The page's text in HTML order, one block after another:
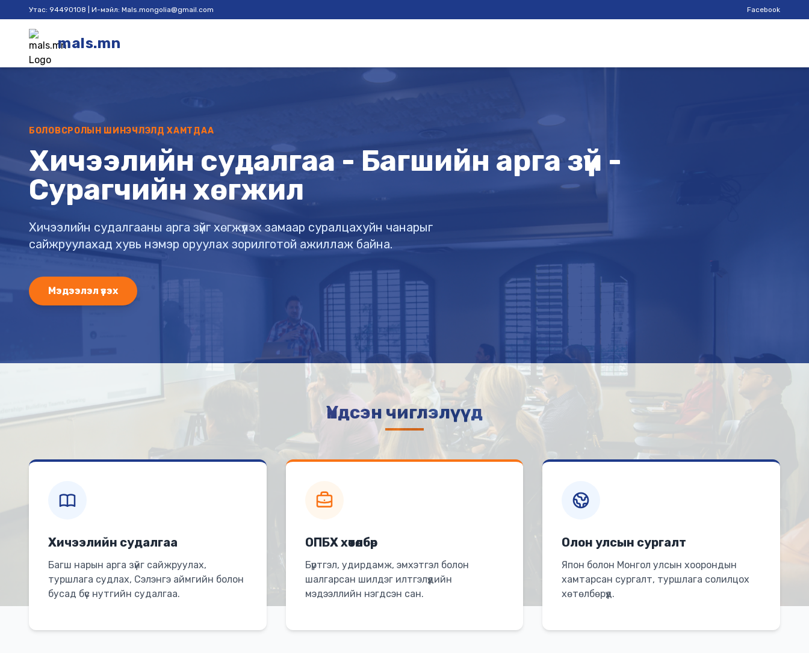
Утас: 94490108 | И-мэйл: Mals.mongolia@gmail.com Facebook
mals.mn
БОЛОВСРОЛЫН ШИНЭЧЛЭЛД ХАМТДАА
Хичээлийн судалгаа - Багшийн арга зүй -
Сурагчийн хөгжил
Хичээлийн судалгааны арга зүйг хөгжүүлэх замаар суралцахуйн чанарыг
сайжруулахад хувь нэмэр оруулах зорилготой ажиллаж байна.
Мэдээлэл үзэх
Үндсэн чиглэлүүд
Хичээлийн судалгаа
Багш нарын арга зүйг сайжруулах,
туршлага судлах, Сэлэнгэ аймгийн болон
бусад бүс нутгийн судалгаа.
ОПБХ хөтөлбөр
Бүртгэл, удирдамж, эмхэтгэл болон
шалгарсан шилдэг илтгэлүүдийн
мэдээллийн нэгдсэн сан.
Олон улсын сургалт
Япон болон Монгол улсын хоорондын
хамтарсан сургалт, туршлага солилцох
хөтөлбөрүүд.